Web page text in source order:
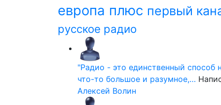
европа плюс первый
русское радио
"Радио - это единственный способ
что-то большое и разумное,…
Алексей Волин